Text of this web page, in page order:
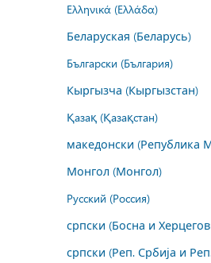
Ελληνικά (Ελλάδα)
Беларуская (Беларусь)
Български (България)
Кыргызча (Кыргызстан)
Қазақ (Қазақстан)
македонски (Република
Монгол (Монгол)
Русский (Россия)
српски (Босна и
српски (Реп. Србија и